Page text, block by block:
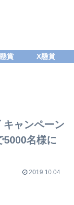
賞 X懸賞
キャンペーン
5000名様に
2019.10.04